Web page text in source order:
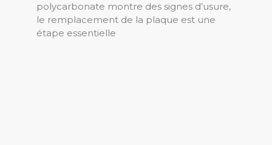
polycarbonate montre des signes d’usure,
le remplacement de la plaque est une
étape essentielle